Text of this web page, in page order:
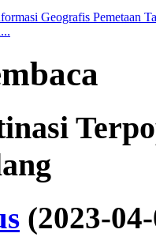
Geografis Pemetaan
(2023-